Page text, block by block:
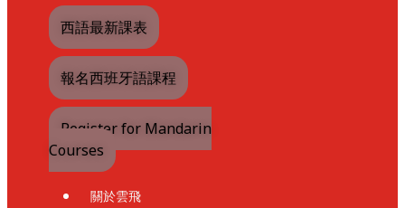
西語最新課表
報名西班牙語課程
Register for Mandarin
Courses
關於雲飛